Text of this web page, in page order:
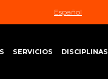
Español
SERVICIOS DISCIPLINAS